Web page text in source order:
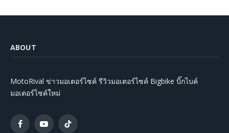
ABOUT
MotoRival ข่าวมอเตอร์ไซค์ รีวิวมอเตอร์ไซค์ Bigbike บิ๊กไบค์
มอเตอร์ไซค์ใหม่
FacebookYouTubeTikTok